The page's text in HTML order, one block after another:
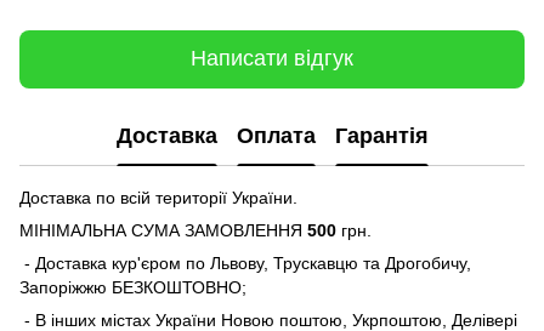
Написати відгук
Доставка Оплата Гарантія
Доставка по всій території України.
МІНІМАЛЬНА СУМА ЗАМОВЛЕННЯ 500 грн.
- Доставка кур'єром по Львову, Трускавцю та Дрогобичу,
Запоріжжю БЕЗКОШТОВНО;
- В інших містах України Новою поштою, Укрпоштою, Делівері